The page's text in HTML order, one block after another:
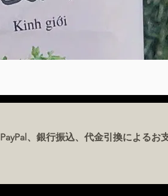
PayPal、銀行振込、代金引換によるお